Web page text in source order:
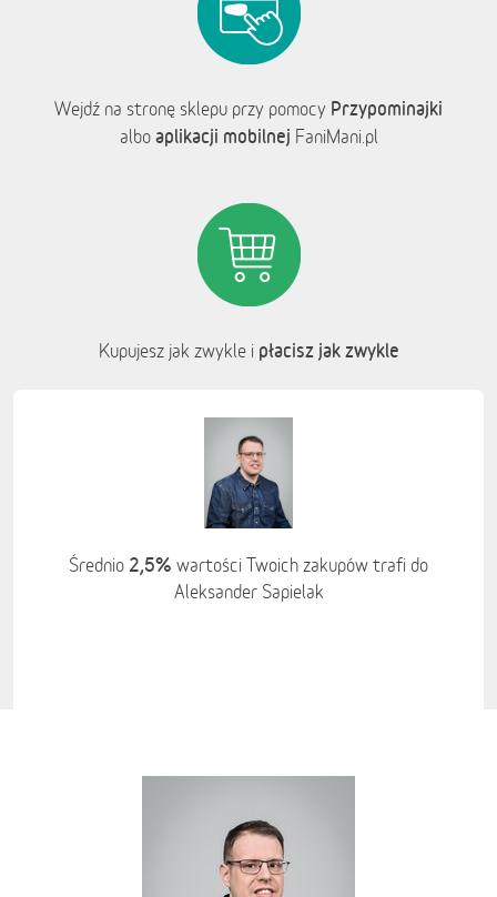
Wejdź na stronę sklepu przy pomocy Przypominajki
albo aplikacji mobilnej FaniMani.pl
Kupujesz jak zwykle i płacisz jak zwykle
Średnio 2,5% wartości Twoich zakupów trafi do
Aleksander Sapielak